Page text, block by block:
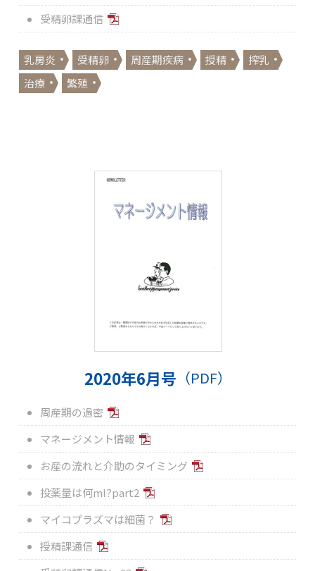
受精卵課通信
乳房炎 受精卵 周産期疾病 授精
搾乳
治療
繁殖
2020年6月号 （PDF）
周産期の過密
マネージメント情報
お産の流れと介助のタイミング
投薬量は何ml?part2
マイコプラズマは細菌？
授精課通信